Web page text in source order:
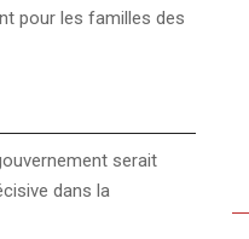
pour les familles des
serait
dans la